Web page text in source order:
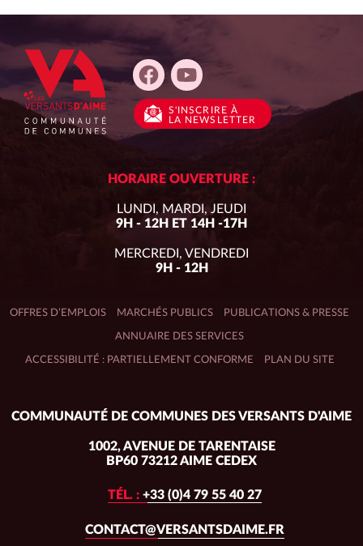
HORAIRE OUVERTURE :
LUNDI, MARDI, JEUDI
9H - 12H ET 14H -17H
MERCREDI, VENDREDI
9H - 12H
OFFRES D’EMPLOIS MARCHÉS PUBLICS PUBLICATIONS & PRESSE
ANNUAIRE DES SERVICES
ACCESSIBILITÉ : PARTIELLEMENT CONFORME PLAN DU SITE
S'INSCRIRE À
LA NEWSLETTER
Adresse
COMMUNAUTÉ DE COMMUNES DES VERSANTS D'AIME
1002, AVENUE DE TARENTAISE
BP60 73212 AIME CEDEX
TÉL. :+33 (0)4 79 55 40 27
CONTACT@VERSANTSDAIME.FR